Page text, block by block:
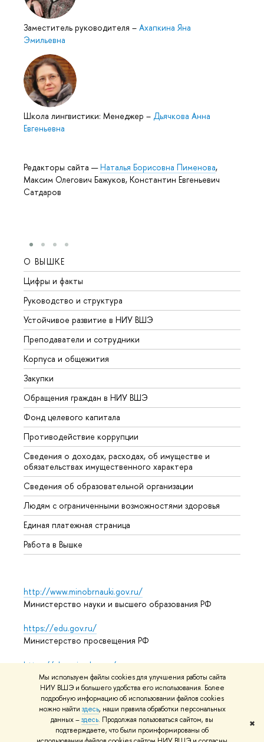
Мы используем файлы cookies для улучшения работы сайта
НИУ ВШЭ и большего удобства его использования. Более
подробную информацию об использовании файлов cookies
можно найти здесь, наши правила обработки персональных
данных –здесь. Продолжая пользоваться сайтом, вы
подтверждаете, что были проинформированы об
✖
Заместитель руководителя – Ахапкина Яна
Эмильевна
Школа лингвистики: Менеджер – Дьячкова Анна
Евгеньевна
Редакторы сайта —Наталья Борисовна Пименова,
Максим Олегович Бажуков, Константин Евгеньевич
Сатдаров
О ВЫШКЕ
Цифры и факты
Руководство и структура
Устойчивое развитие в НИУ ВШЭ
Преподаватели и сотрудники
Корпуса и общежития
Закупки
Обращения граждан в НИУ ВШЭ
Фонд целевого капитала
Противодействие коррупции
Сведения о доходах, расходах, об имуществе и
обязательствах имущественного характера
Сведения об образовательной организации
Людям с ограниченными возможностями здоровья
Единая платежная страница
Работа в Вышке
http://www.minobrnauki.gov.ru/
Министерство науки и высшего образования РФ
https://edu.gov.ru/
Министерство просвещения РФ
https://elearning.hse.ru/mooc
Массовые открытые онлайн-курсы
© НИУ ВШЭ 1993–2026 Адреса и контактыУсловия
использования материаловПолитика конфиденциальности